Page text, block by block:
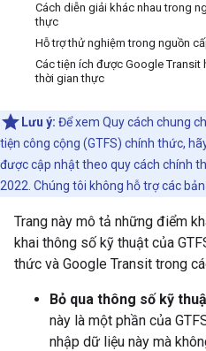
Cách diễn giải khác nhau trong
thực
Hỗ trợ thử nghiệm trong nguồn
Các tiện ích được Google
thời gian thực
Lưu ý: Để xem Quy cách chung
tiện công cộng (GTFS) chính thức,
được cập nhật theo quy cách chính
2022. Chúng tôi không hỗ trợ các
Trang này mô tả những điểm
khai thông số kỹ thuật của
thức và Google Transit trong
Bỏ qua thông số kỹ
này là một phần của
nhập dữ liệu này mà